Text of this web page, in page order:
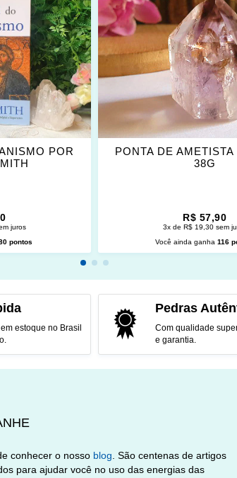
POR
juros
pontos
OS
FAVORITOS
PONTA DE
38G
R$ 57,90
3x de R$ 19,30 sem
Você ainda ganha 116
estoque no Brasil
Pedras
Com qualidade
e garantia.
conhecer o nosso blog . São centenas de artigos
para ajudar você no uso das energias das